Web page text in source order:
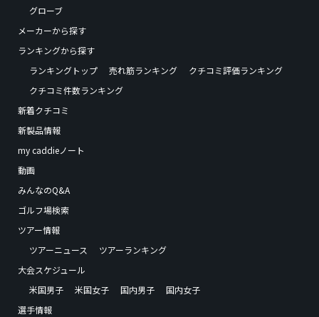
グローブ
メーカーから探す
ランキングから探す
ランキングトップ
売れ筋ランキング
クチコミ評価ランキング
クチコミ件数ランキング
新着クチコミ
新製品情報
my caddieノート
動画
みんなのQ&A
ゴルフ場検索
ツアー情報
ツアーニュース
ツアーランキング
大会スケジュール
米国男子
米国女子 国内男子
国内女子
選手情報